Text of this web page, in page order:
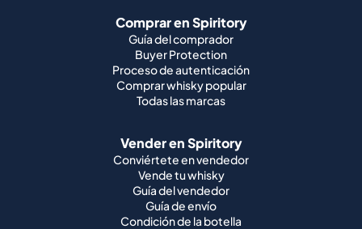
Comprar en Spiritory
Guía del comprador
Buyer Protection
Proceso de autenticación
Comprar whisky popular
Todas las marcas
Vender en Spiritory
Conviértete en vendedor
Vende tu whisky
Guía del vendedor
Guía de envío
Condición de la botella